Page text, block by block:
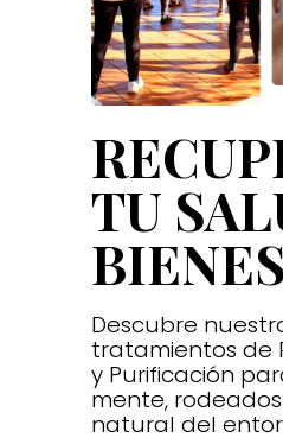
TU
Descubre
tratamientos de
y Purificación
mente,
natural del